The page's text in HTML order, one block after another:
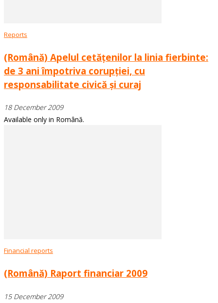
Reports
(Română) Apelul cetățenilor la linia fierbinte:
de 3 ani împotriva corupției, cu
responsabilitate civică și curaj
18 December 2009
Available only in Română.
Financial reports
(Română) Raport financiar 2009
15 December 2009